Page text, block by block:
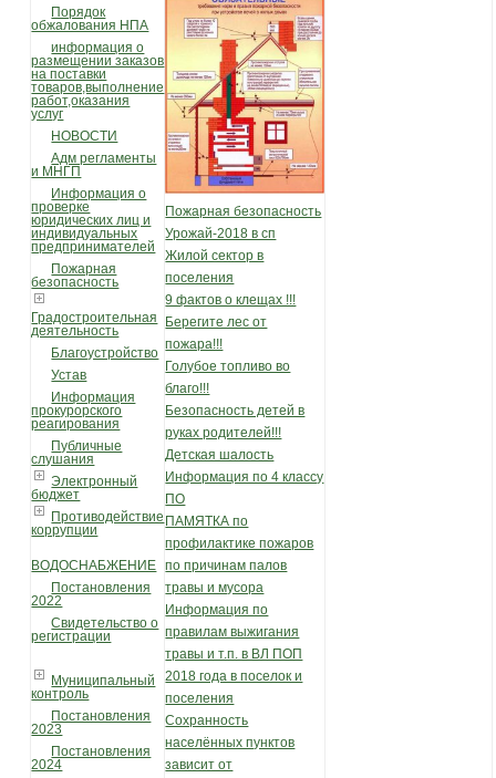
Порядок
обжалования НПА
информация о
размещении заказов
на поставки
товаров,выполнение
работ,оказания
услуг
НОВОСТИ
Адм регламенты
и МНГП
Информация о
проверке
юридических лиц и
индивидуальных
предпринимателей
Пожарная
безопасность
Градостроительная
деятельность
Благоустройство
Устав
Информация
прокурорского
реагирования
Публичные
слушания
Электронный
бюджет
Противодействие
коррупции
ВОДОСНАБЖЕНИЕ
Постановления
2022
Свидетельство о
регистрации
Муниципальный
контроль
Постановления
2023
Постановления
2024
Пожарная безопасность
Урожай-2018 в сп
Жилой сектор в
поселения
9 фактов о клещах !!!
Берегите лес от
пожара!!!
Голубое топливо во
благо!!!
Безопасность детей в
руках родителей!!!
Детская шалость
Информация по 4 классу
ПО
ПАМЯТКА по
профилактике пожаров
по причинам палов
травы и мусора
Информация по
правилам выжигания
травы и т.п. в ВЛ ПОП
2018 года в поселок и
поселения
Сохранность
населённых пунктов
зависит от